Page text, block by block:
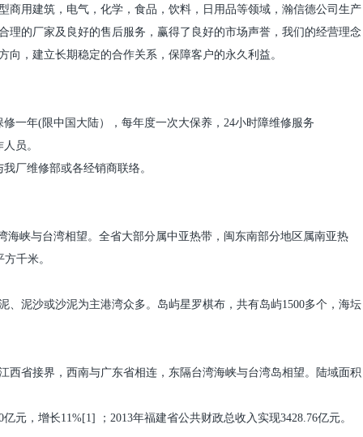
商用建筑，电气，化学，食品，饮料，日用品等领域，瀚信德公司生产
理的厂家及良好的售后服务，赢得了良好的市场声誉，我们的经营理念
，建立长期稳定的合作关系，保障客户的永久利益。
修一年(限中国大陆），每年度一次大保养， 24小时障维修服务
员。
厂维修部或各经销商联络。
海峡与台湾相望。全省大部分属中亚热带，闽东南部分地区属南亚热
方千米。
、泥沙或沙泥为主港湾众多。岛屿星罗棋布，共有岛屿1500多个，海坛
西省接界，西南与广东省相连，东隔台湾海峡与台湾岛相望。陆域面积
亿元，增长11%[1] ； 2013年福建省公共财政总收入实现3428.76亿元。